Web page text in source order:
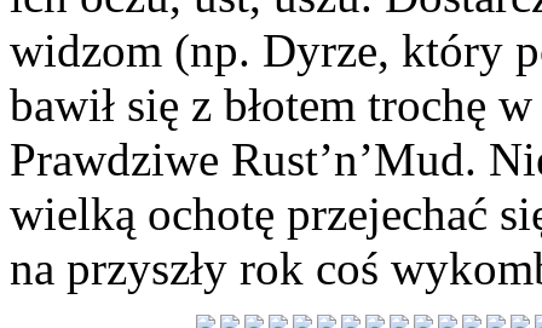
widzom (np. Dyrze, który
bawił się z błotem trochę
Prawdziwe Rust’n’Mud.
wielką ochotę przejechać
na przyszły rok coś